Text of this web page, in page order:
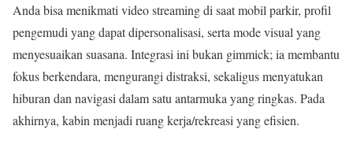
Anda bisa menikmati video streaming di saat mobil parkir, profil
pengemudi yang dapat dipersonalisasi, serta mode visual yang
menyesuaikan suasana. Integrasi ini bukan gimmick; ia membantu
fokus berkendara, mengurangi distraksi, sekaligus menyatukan
hiburan dan navigasi dalam satu antarmuka yang ringkas. Pada
akhirnya, kabin menjadi ruang kerja/rekreasi yang efisien.